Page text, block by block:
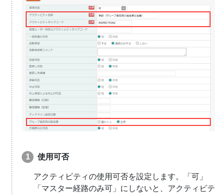
使用可否
アクティビティの使用可否を設定します。「可」
「マスター経路のみ可」にしないと、アクティビテ